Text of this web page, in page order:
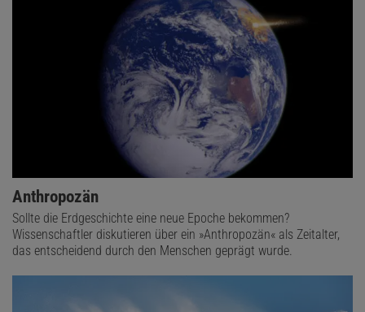
Anthropozän
Sollte die Erdgeschichte eine neue Epoche bekommen?
Wissenschaftler diskutieren über ein »Anthropozän« als Zeitalter,
das entscheidend durch den Menschen geprägt wurde.